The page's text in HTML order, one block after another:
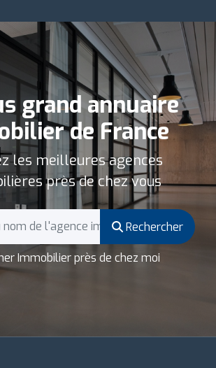
grand annuaire
de France
les meilleures agences
près de chez vous
Rechercher
Immobilier près de chez moi